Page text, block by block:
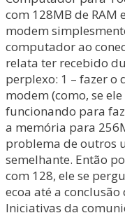
com 128MB de RAM
modem
computador ao
relata ter recebido
perplexo: 1 – fazer o
modem (como, se
funcionando para
a memória para
problema de outros
semelhante. Então
com 128, ele se
ecoa até a conclusão
Iniciativas da